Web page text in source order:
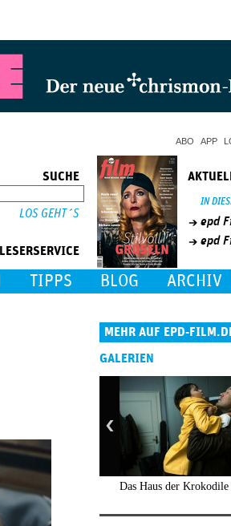
ABO APP
SUCHE
LESERSERVICE
IN
epd
epd
TIPPS BLOG ARCHIV
MEHR AUF EPD-
GALERIEN
Das Haus der